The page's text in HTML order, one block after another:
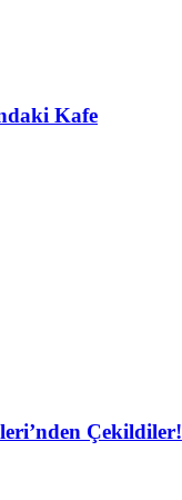
Kafe
Çekildiler!